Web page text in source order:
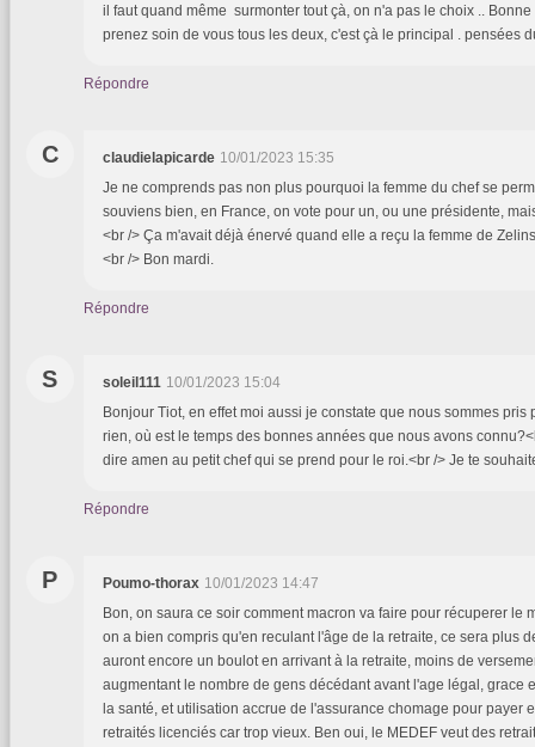
il faut quand même surmonter tout çà, on n'a pas le choix ..
prenez soin de vous tous les deux, c'est çà le principal . pensées
Répondre
C claudielapicarde 10/01/2023 15:35
Je ne comprends pas non plus pourquoi la femme du chef se
souviens bien, en France, on vote pour un, ou une présidente,
<br /> Ça m'avait déjà énervé quand elle a reçu la femme de
<br /> Bon mardi.
Répondre
S soleil111 10/01/2023 15:04
Bonjour Tiot, en effet moi aussi je constate que nous sommes pris
rien, où est le temps des bonnes années que nous avons
dire amen au petit chef qui se prend pour le roi.<br /> Je te
Répondre
P Poumo-thorax 10/01/2023 14:47
Bon, on saura ce soir comment macron va faire pour récuperer le
on a bien compris qu'en reculant l'âge de la retraite, ce sera plus
auront encore un boulot en arrivant à la retraite, moins de
augmentant le nombre de gens décédant avant l'age légal, grace
la santé, et utilisation accrue de l'assurance chomage pour payer
retraités licenciés car trop vieux. Ben oui, le MEDEF veut des